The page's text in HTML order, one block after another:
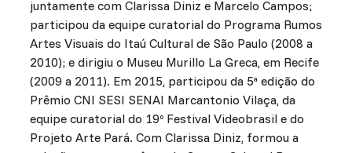
juntamente com Clarissa Diniz e Marcelo Campos;
participou da equipe curatorial do Programa Rumos
Artes Visuais do Itaú Cultural de São Paulo (2008 a
2010); e dirigiu o Museu Murillo La Greca, em Recife
(2009 a 2011). Em 2015, participou da 5ª edição do
Prêmio CNI SESI SENAI Marcantonio Vilaça, da
equipe curatorial do 19º Festival Videobrasil e do
Projeto Arte Pará. Com Clarissa Diniz, formou a